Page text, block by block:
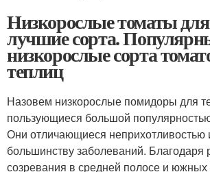
Низкорослые томаты
лучшие сорта.
низкорослые сорта
теплиц
Назовем низкорослые помидоры для
пользующиеся большой
Они отличающиеся неприхотливостью
большинству заболеваний. Благодаря
созревания в средней полосе и